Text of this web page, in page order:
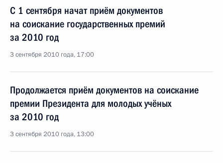
С 1 сентября начат приём документов
на соискание государственных премий
за 2010 год
3 сентября 2010 года, 17:00
Продолжается приём документов на соискание
премии Президента для молодых учёных
за 2010 год
3 сентября 2010 года, 13:00